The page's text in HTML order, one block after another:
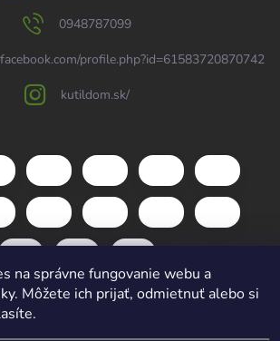
na správne fungovanie webu a
Môžete ich prijať, odmietnuť alebo si
0948787099
profile.php?id=61583720870742
kutildom.sk/